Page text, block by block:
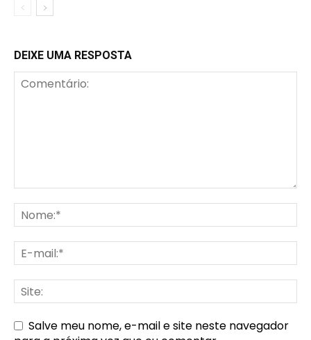
DEIXE UMA RESPOSTA
Salve meu nome, e-mail e site neste navegador